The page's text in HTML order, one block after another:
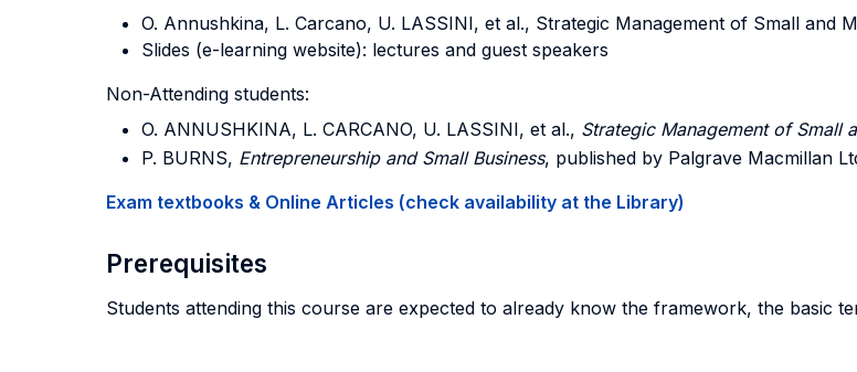
O. Annushkina, L. Carcano, U. LASSINI, et al., Strategic Management of Small and
Slides (e-learning website): lectures and guest speakers
Non-Attending students:
O. ANNUSHKINA, L. CARCANO, U. LASSINI, et al., Strategic Management of Small
P. BURNS, Entrepreneurship and Small Business, published by Palgrave Macmillan
Exam textbooks & Online Articles (check availability at the Library)
Prerequisites
Students attending this course are expected to already know the framework, the basic